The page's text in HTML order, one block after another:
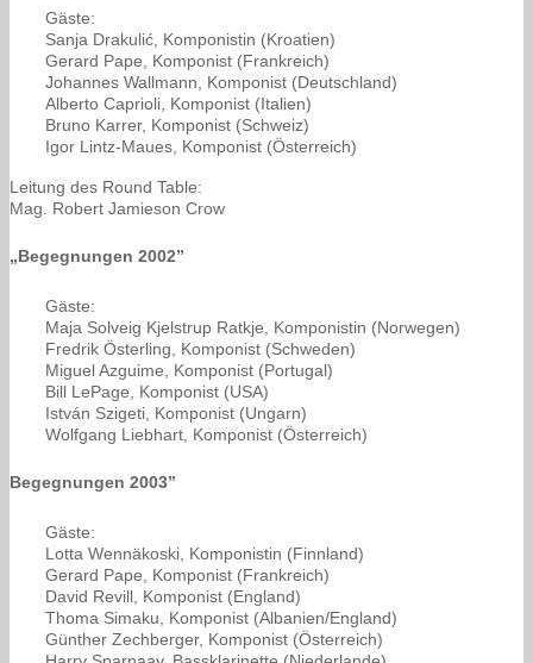
Gäste:
Sanja Drakulić, Komponistin (Kroatien)
Gerard Pape, Komponist (Frankreich)
Johannes Wallmann, Komponist (Deutschland)
Alberto Caprioli, Komponist (Italien)
Bruno Karrer, Komponist (Schweiz)
Igor Lintz-Maues, Komponist (Österreich)
Leitung des Round Table:
Mag. Robert Jamieson Crow
„Begegnungen 2002”
Gäste:
Maja Solveig Kjelstrup Ratkje, Komponistin (Norwegen)
Fredrik Österling, Komponist (Schweden)
Miguel Azguime, Komponist (Portugal)
Bill LePage, Komponist (USA)
István Szigeti, Komponist (Ungarn)
Wolfgang Liebhart, Komponist (Österreich)
Begegnungen 2003”
Gäste:
Lotta Wennäkoski, Komponistin (Finnland)
Gerard Pape, Komponist (Frankreich)
David Revill, Komponist (England)
Thoma Simaku, Komponist (Albanien/England)
Günther Zechberger, Komponist (Österreich)